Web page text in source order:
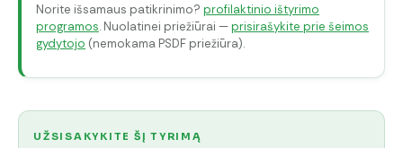
Norite išsamaus patikrinimo? profilaktinio ištyrimo
programos. Nuolatinei priežiūrai —prisirašykite prie šeimos
gydytojo (nemokama PSDF priežiūra).
UŽSISAKYKITE ŠĮ TYRIMĄ